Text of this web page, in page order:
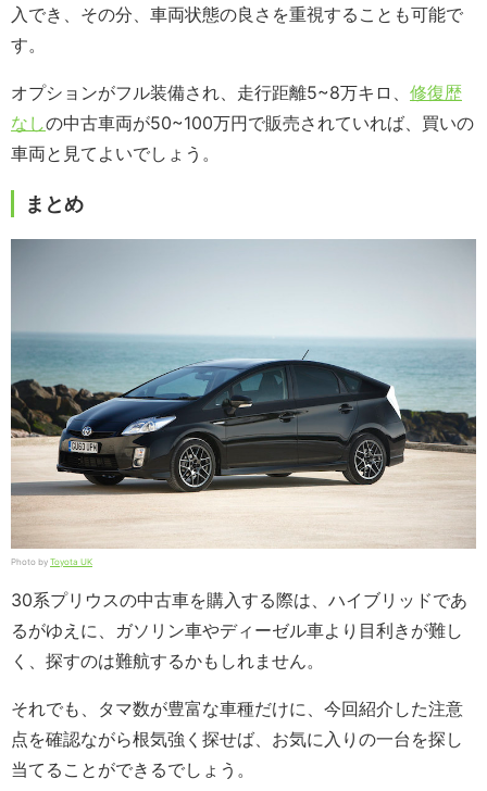
入でき、その分、車両状態の良さを重視することも可能で
す。
オプションがフル装備され、走行距離5~8万キロ、 修復歴
なしの中古車両が50~100万円で販売されていれば、買いの
車両と見てよいでしょう。
まとめ
Photo by Toyota UK
30系プリウスの中古車を購入する際は、ハイブリッドであ
るがゆえに、ガソリン車やディーゼル車より目利きが難し
く、探すのは難航するかもしれません。
それでも、タマ数が豊富な車種だけに、今回紹介した注意
点を確認ながら根気強く探せば、お気に入りの一台を探し
当てることができるでしょう。